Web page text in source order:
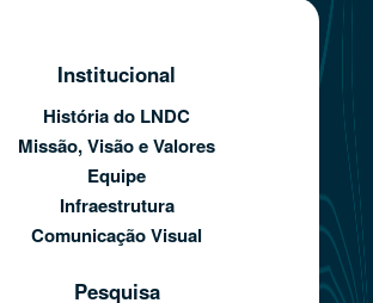
Institucional
História do LNDC
Missão, Visão e Valores
Equipe
Infraestrutura
Comunicação Visual
Pesquisa